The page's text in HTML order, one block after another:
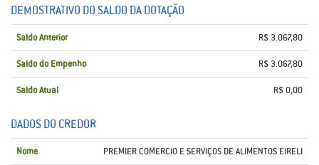
DEMOSTRATIVO DO SALDO DA DOTAÇÃO
Saldo Anterior R$ 3.067,80
Saldo do Empenho R$ 3.067,80
Saldo Atual R$ 0,00
DADOS DO CREDOR
Nome PREMIER COMERCIO E SERVIÇOS DE ALIMENTOS EIRELI